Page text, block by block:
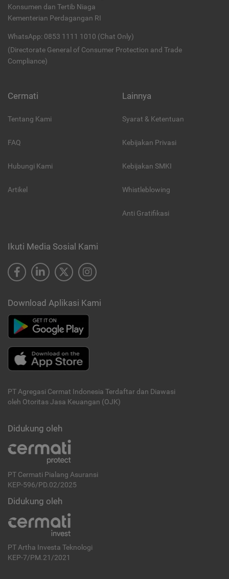
Konsumen dan Tertib Niaga
Kementerian Perdagangan RI
WhatsApp: 0853 1111 1010 (Chat Only)
(Directorate General of Consumer Protection and Trade
Compliance)
Cermati
Tentang Kami
FAQ
Hubungi Kami
Artikel
Lainnya
Syarat & Ketentuan
Kebijakan Privasi
Kebijakan SMKI
Whistleblowing
Anti Gratifikasi
Ikuti Media Sosial Kami
Download Aplikasi Kami
PT Agregasi Cermat Indonesia Terdaftar dan Diawasi
oleh Otoritas Jasa Keuangan (OJK)
Didukung oleh
PT Cermati Pialang Asuransi
KEP-596/PD.02/2025
Didukung oleh
PT Artha Investa Teknologi
KEP-7/PM.21/2021